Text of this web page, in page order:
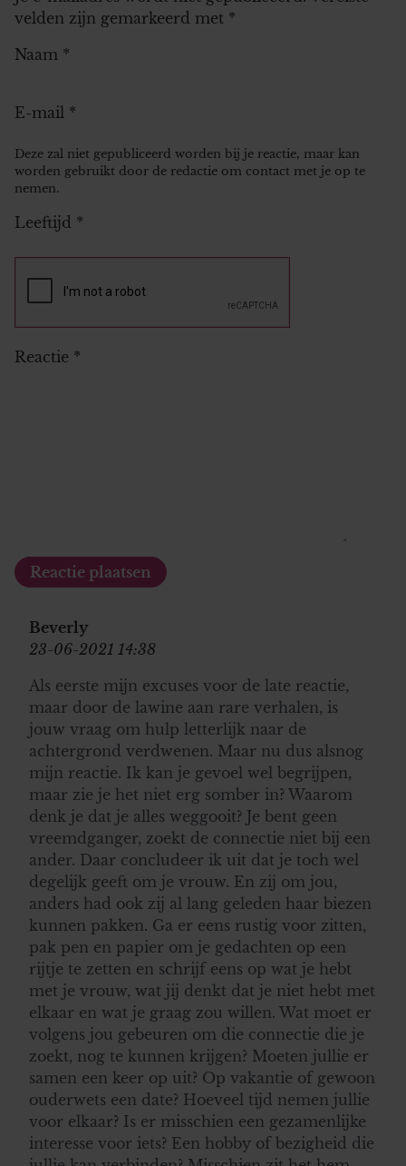
velden zijn gemarkeerd met *
Naam *
E-mail *
Deze zal niet gepubliceerd worden bij je reactie, maar kan
worden gebruikt door de redactie om contact met je op te
nemen.
Leeftijd *
Reactie *
Beverly
23-06-2021 14:38
Als eerste mijn excuses voor de late reactie,
maar door de lawine aan rare verhalen, is
jouw vraag om hulp letterlijk naar de
achtergrond verdwenen. Maar nu dus alsnog
mijn reactie. Ik kan je gevoel wel begrijpen,
maar zie je het niet erg somber in? Waarom
denk je dat je alles weggooit? Je bent geen
vreemdganger, zoekt de connectie niet bij een
ander. Daar concludeer ik uit dat je toch wel
degelijk geeft om je vrouw. En zij om jou,
anders had ook zij al lang geleden haar biezen
kunnen pakken. Ga er eens rustig voor zitten,
pak pen en papier om je gedachten op een
rijtje te zetten en schrijf eens op wat je hebt
met je vrouw, wat jij denkt dat je niet hebt met
elkaar en wat je graag zou willen. Wat moet er
volgens jou gebeuren om die connectie die je
zoekt, nog te kunnen krijgen? Moeten jullie er
samen een keer op uit? Op vakantie of gewoon
ouderwets een date? Hoeveel tijd nemen jullie
voor elkaar? Is er misschien een gezamenlijke
interesse voor iets? Een hobby of bezigheid die